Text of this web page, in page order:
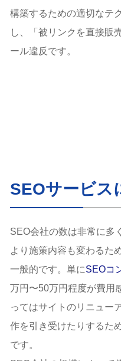
構築するための適切なテ
し、「被リンクを直接販
ール違反です。
SEOサービス
SEO会社の数は非常に多
より施策内容も変わるた
一般的です。単にSEOコ
万円〜50万円程度が費用
ってはサイトのリニュー
作を引き受けたりするた
です。